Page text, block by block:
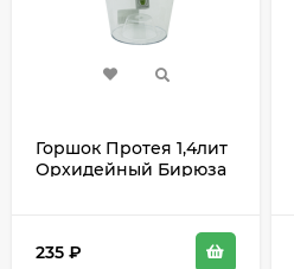
Горшок Протея 1,4лит
Орхидейный Бирюза
235 ₽